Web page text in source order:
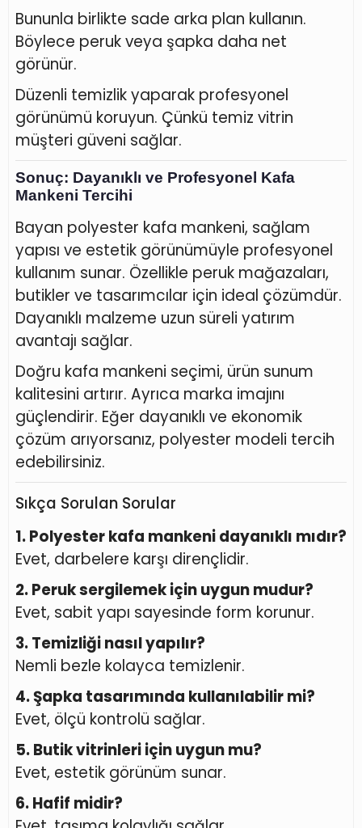
Bununla birlikte sade arka plan kullanın.
Böylece peruk veya şapka daha net
görünür.
Düzenli temizlik yaparak profesyonel
görünümü koruyun. Çünkü temiz vitrin
müşteri güveni sağlar.
Sonuç: Dayanıklı ve Profesyonel Kafa
Mankeni Tercihi
Bayan polyester kafa mankeni, sağlam
yapısı ve estetik görünümüyle profesyonel
kullanım sunar. Özellikle peruk mağazaları,
butikler ve tasarımcılar için ideal çözümdür.
Dayanıklı malzeme uzun süreli yatırım
avantajı sağlar.
Doğru kafa mankeni seçimi, ürün sunum
kalitesini artırır. Ayrıca marka imajını
güçlendirir. Eğer dayanıklı ve ekonomik
çözüm arıyorsanız, polyester modeli tercih
edebilirsiniz.
Sıkça Sorulan Sorular
1. Polyester kafa mankeni dayanıklı mıdır?
Evet, darbelere karşı dirençlidir.
2. Peruk sergilemek için uygun mudur?
Evet, sabit yapı sayesinde form korunur.
3. Temizliği nasıl yapılır?
Nemli bezle kolayca temizlenir.
4. Şapka tasarımında kullanılabilir mi?
Evet, ölçü kontrolü sağlar.
5. Butik vitrinleri için uygun mu?
Evet, estetik görünüm sunar.
6. Hafif midir?